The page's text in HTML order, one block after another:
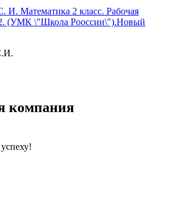
Математика 2 класс. Рабочая
2. (УМК \"Школа Рооссии\").Новый
компания